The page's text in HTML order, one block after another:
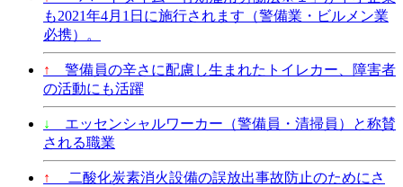
も2021年4月1日に施行されます（警備業・ビルメン業
必携）。
↑
警備員の辛さに配慮し生まれたトイレカー、障害者
の活動にも活躍
↓
エッセンシャルワーカー（警備員・清掃員）と称賛
される職業
↑
二酸化炭素消火設備の誤放出事故防止のためにさ